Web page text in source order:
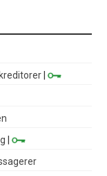
|
|